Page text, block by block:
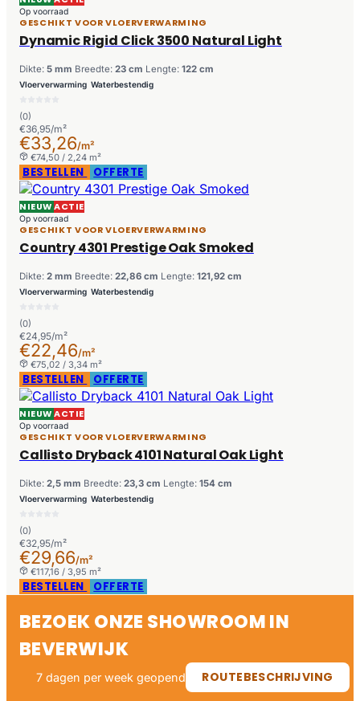
Op voorraad
GESCHIKT VOOR VLOERVERWARMING
Dynamic Rigid Click 3500 Natural Light
Dikte: 5 mm Breedte: 23 cm Lengte: 122 cm
Vloerverwarming Waterbestendig
(0)
€36,95/m²
€33,26/m²
€74,50 / 2,24 m²
BESTELLEN OFFERTE
NIEUWACTIE
Op voorraad
GESCHIKT VOOR VLOERVERWARMING
Country 4301 Prestige Oak Smoked
Dikte: 2 mm Breedte: 22,86 cm Lengte: 121,92 cm
Vloerverwarming Waterbestendig
(0)
€24,95/m²
€22,46/m²
€75,02 / 3,34 m²
BESTELLEN OFFERTE
NIEUWACTIE
Op voorraad
GESCHIKT VOOR VLOERVERWARMING
Callisto Dryback 4101 Natural Oak Light
Dikte: 2,5 mm Breedte: 23,3 cm Lengte: 154 cm
Vloerverwarming Waterbestendig
(0)
€32,95/m²
€29,66/m²
€117,16 / 3,95 m²
BESTELLEN OFFERTE
BEZOEK ONZE SHOWROOM IN
BEVERWIJK
7 dagen per week geopend ROUTEBESCHRIJVING